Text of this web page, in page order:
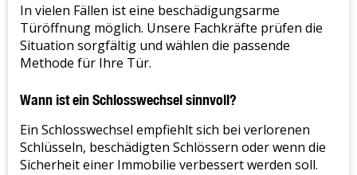
In vielen Fällen ist eine beschädigungsarme
Türöffnung möglich. Unsere Fachkräfte prüfen die
Situation sorgfältig und wählen die passende
Methode für Ihre Tür.
Wann ist ein Schlosswechsel sinnvoll?
Ein Schlosswechsel empfiehlt sich bei verlorenen
Schlüsseln, beschädigten Schlössern oder wenn die
Sicherheit einer Immobilie verbessert werden soll.